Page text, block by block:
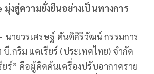
มุ่งสู่ความยั่งยืนอย่างเป็นทางการ
นายวรเศรษฐ์ ตันติศิริวัฒน์ กรรมการ
.กริม แคเรียร์ (ประเทศไทย) จำกัด
ยร์” คือผู้คิดค้นเครื่องปรับอากาศราย